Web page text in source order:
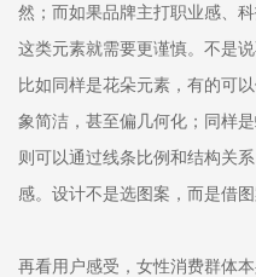
然；而如果品牌主打职业感、
这类元素就需要更谨慎。不是
比如同样是花朵元素，有的可
象简洁，甚至偏几何化；同样
则可以通过线条比例和结构关
感。设计不是选图案，而是借图
再看用户感受，女性消费群体